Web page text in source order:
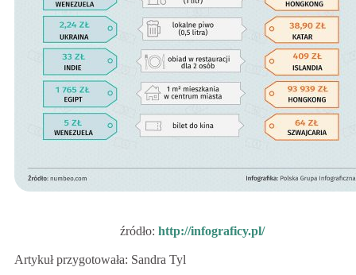
źródło: http://infograficy.pl/
Artykuł przygotowała: Sandra Tyl